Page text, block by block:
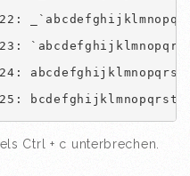
Ctrl + c unterbrechen.